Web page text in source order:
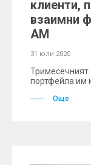
клиенти,
взаимни
АМ
31 юли 2020
Тримесечният
портфейла им
Още